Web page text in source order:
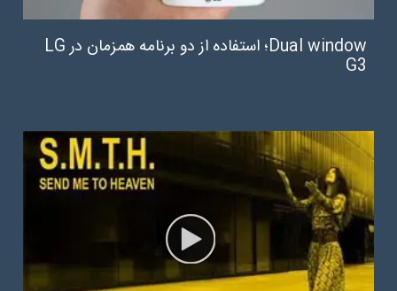
Dual window؛ استفاده از دو برنامه همزمان در LG
G3